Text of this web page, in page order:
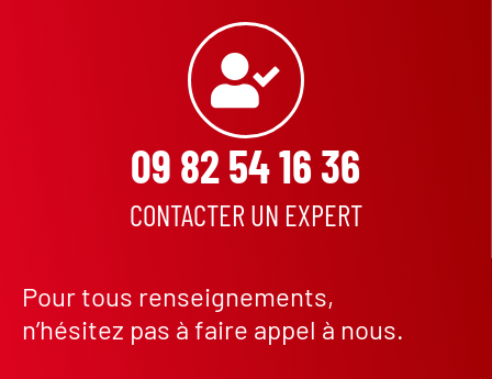
09 82 54 16 36
CONTACTER UN EXPERT
Pour tous renseignements,
n’hésitez pas à faire appel à nous.